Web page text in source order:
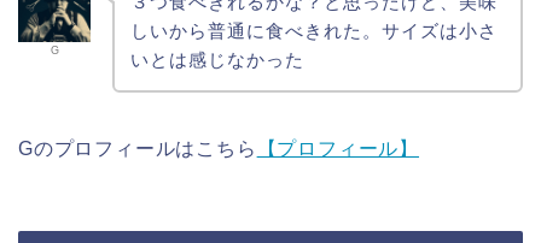
G
しいから普通に食べきれた。サイズは小さ
いとは感じなかった
Gのプロフィールはこちら 【プロフィール】